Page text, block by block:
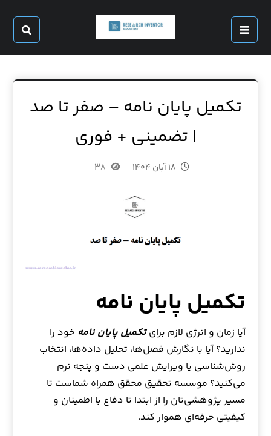
تکمیل پایان نامه – صفر تا صد
| تضمینی + فوری
۱۸ آبان ۱۴۰۴ ۳۸
تکمیل پایان نامه
آیا زمان و انرژی لازم برایتکمیل پایان نامه خود را
ندارید؟ آیا با نگارش فصل‌ها، تحلیل داده‌ها، انتخاب
روش‌شناسی یا ویرایش علمی دست و پنجه نرم
می‌کنید؟ موسسه تحقیق محقق همراه شماست تا
مسیر پژوهشی‌تان را از ابتدا تا دفاع با اطمینان و
کیفیتی حرفه‌ای هموار کند.